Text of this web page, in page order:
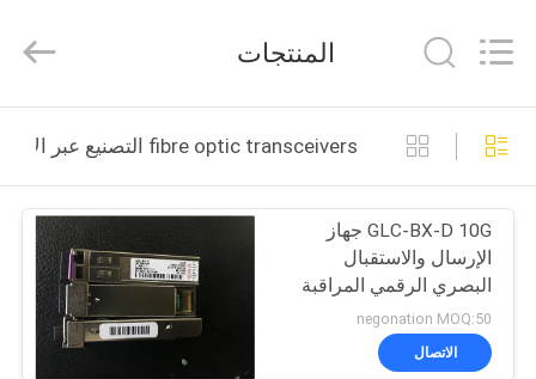
المنزل
المنتجات
فيديوهات
حولنا
Ltd..
Reserved.
المنتجات
fibre optic transceivers التصنيع عبر الإنترنت
GLC-BX-D 10G جهاز
الإرسال والاستقبال
البصري الرقمي المراقبة
التشخيصية للمعايرة
الداخلية / الخارجية
negonation MOQ:50
الاتصال